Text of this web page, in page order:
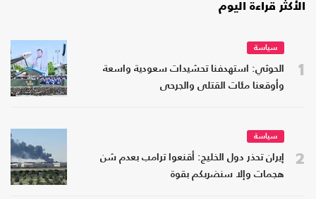
الأكثر قراءة اليوم
1
سياسة
الحوثي: استهدفنا تحشيدات سعودية واسعة
وأوقعنا مئات القتلى والجرحى
2
سياسة
إيران تحذر دول الخليج: أقنعوا ترامب بعدم شن
هجمات وإلا سنضربكم بقوة